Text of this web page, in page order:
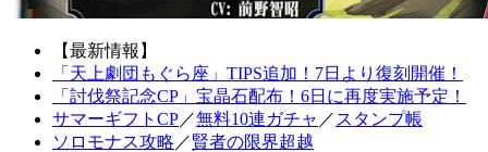
【最新情報】
「天上劇団もぐら座」TIPS追加！7日より復刻開催！
「討伐祭記念CP」宝晶石配布！6日に再度実施予定！
サマーギフトCP／無料10連ガチャ ／ スタンプ帳
ソロモナス攻略 ／賢者の限界超越